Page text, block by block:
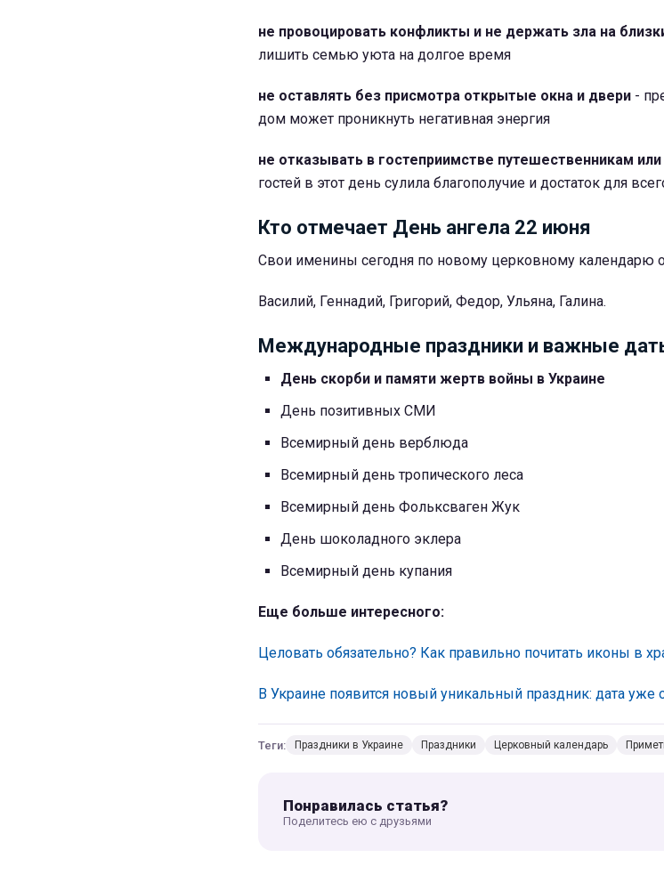
не провоцировать конфликты и не держать зла на
лишить семью уюта на долгое время
не оставлять без присмотра открытые окна и двери -
дом может проникнуть негативная энергия
не отказывать в гостеприимстве путешественникам
гостей в этот день сулила благополучие и достаток для
Кто отмечает День ангела 22 июня
Свои именины сегодня по новому церковному календарю
Василий, Геннадий, Григорий, Федор, Ульяна, Галина.
Международные праздники и важные
День скорби и памяти жертв войны в Украине
День позитивных СМИ
Всемирный день верблюда
Всемирный день тропического леса
Всемирный день Фольксваген Жук
День шоколадного эклера
Всемирный день купания
Еще больше интересного:
Целовать обязательно? Как правильно почитать иконы в
В Украине появится новый уникальный праздник: дата уже
Теги: Праздники в Украине Праздники Церковный календарь
Понравилась статья?
Поделитесь ею с друзьями